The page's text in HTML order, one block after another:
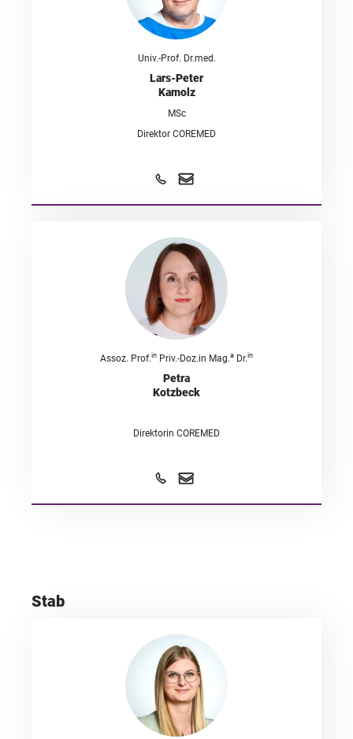
Univ.-Prof. Dr.med.
Lars-Peter
Kamolz
MSc
Direktor COREMED
Assoz. Prof.in Priv.-Doz.in Mag.a Dr.in
Petra
Kotzbeck
Direktorin COREMED
Stab